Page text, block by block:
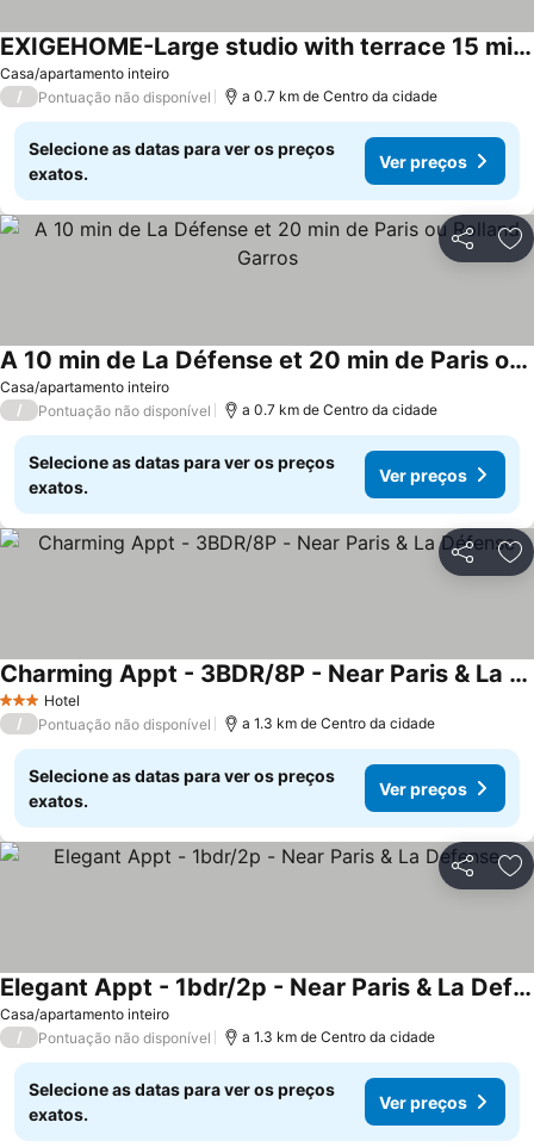
Casa/apartamento inteiro
EXIGEHOME-Large studio with terrace 15 min Paris-La Défense
Ver preços
/ Pontuação não disponível a 0.7 km de Centro da cidade
Selecione as datas para ver os preços
exatos.
Ver preços
Partilhar
Casa/apartamento inteiro
A 10 min de La Défense et 20 min de Paris ou Rolland Garros
Ver preços
/ Pontuação não disponível a 0.7 km de Centro da cidade
Selecione as datas para ver os preços
exatos.
Ver preços
Partilhar
3 EstrelasHotel
Charming Appt - 3BDR/8P - Near Paris & La Défense
Ver preços
/ Pontuação não disponível a 1.3 km de Centro da cidade
Selecione as datas para ver os preços
exatos.
Ver preços
Partilhar
Casa/apartamento inteiro
Elegant Appt - 1bdr/2p - Near Paris & La Defense
Ver preços
/ Pontuação não disponível a 1.3 km de Centro da cidade
Selecione as datas para ver os preços
exatos.
Ver preços